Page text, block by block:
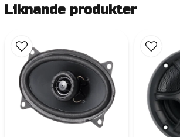
Liknande produkter